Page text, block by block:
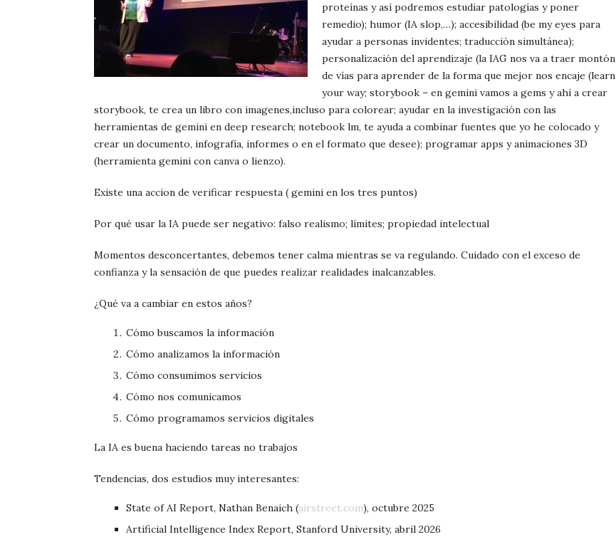
proteínas y así podremos estudiar patologías y poner
remedio); humor (IA slop,…); accesibilidad (be my eyes para
ayudar a personas invidentes; traducción simultánea);
personalización del aprendizaje (la IAG nos va a traer montón
de vías para aprender de la forma que mejor nos encaje (learn
your way; storybook – en gemini vamos a gems y ahí a crear
storybook, te crea un libro con imagenes,incluso para colorear; ayudar en la investigación con las
herramientas de gemini en deep research; notebook lm, te ayuda a combinar fuentes que yo he colocado y
crear un documento, infografía, informes o en el formato que desee); programar apps y animaciones 3D
(herramienta gemini con canva o lienzo).
Existe una accion de verificar respuesta ( gemini en los tres puntos)
Por qué usar la IA puede ser negativo: falso realismo; límites; propiedad intelectual
Momentos desconcertantes, debemos tener calma mientras se va regulando. Cuidado con el exceso de
confianza y la sensación de que puedes realizar realidades inalcanzables.
¿Qué va a cambiar en estos años?
Cómo buscamos la información
Cómo analizamos la información
Cómo consumimos servicios
Cómo nos comunicamos
Cómo programamos servicios digitales
La IA es buena haciendo tareas no trabajos
Tendencias, dos estudios muy interesantes:
State of AI Report, Nathan Benaich (airstreet.com), octubre 2025
Artificial Intelligence Index Report, Stanford University, abril 2026